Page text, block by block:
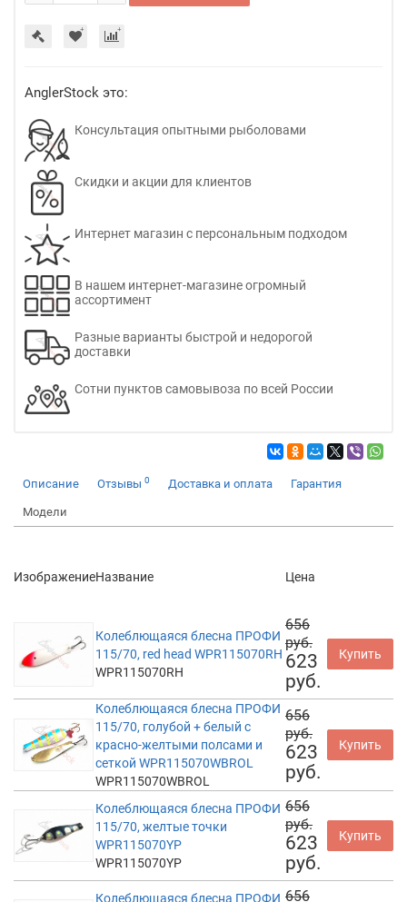
AnglerStock это:
Консультация опытными рыболовами
Скидки и акции для клиентов
Интернет магазин с персональным подходом
В нашем интернет-магазине огромный
ассортимент
Разные варианты быстрой и недорогой
доставки
Сотни пунктов самовывоза по всей России
Описание Отзывы 0 Доставка и оплата Гарантия
Модели
ИзображениеНазвание Цена
Колеблющаяся блесна ПРОФИ
115/70, red head WPR115070RH
WPR115070RH
656
руб.
623
руб.
Купить
Колеблющаяся блесна ПРОФИ
115/70, голубой + белый с
красно-желтыми полсами и
сеткой WPR115070WBROL
WPR115070WBROL
656
руб.
623
руб.
Купить
Колеблющаяся блесна ПРОФИ
115/70, желтые точки
WPR115070YP
WPR115070YP
656
руб.
623
руб.
Купить
Колеблющаяся блесна ПРОФИ 656